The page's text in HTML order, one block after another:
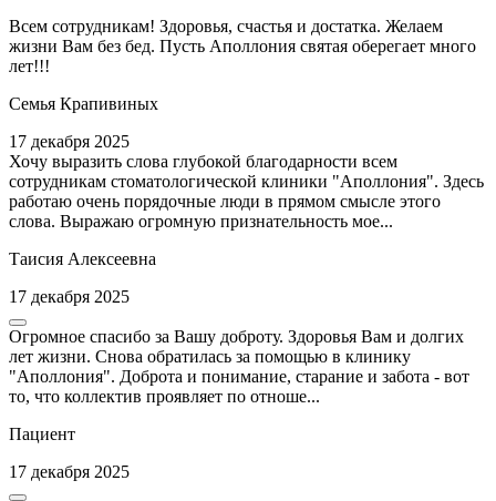
Всем сотрудникам! Здоровья, счастья и достатка. Желаем
жизни Вам без бед. Пусть Аполлония святая оберегает много
лет!!!
Семья Крапивиных
17 декабря 2025
Хочу выразить слова глубокой благодарности всем
сотрудникам стоматологической клиники "Аполлония". Здесь
работаю очень порядочные люди в прямом смысле этого
слова. Выражаю огромную признательность мое...
Таисия Алексеевна
17 декабря 2025
Огромное спасибо за Вашу доброту. Здоровья Вам и долгих
лет жизни. Снова обратилась за помощью в клинику
"Аполлония". Доброта и понимание, старание и забота - вот
то, что коллектив проявляет по отноше...
Пациент
17 декабря 2025